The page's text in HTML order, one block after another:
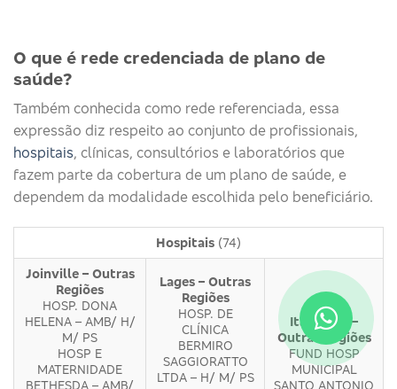
O que é rede credenciada de plano de
saúde?
Também conhecida como rede referenciada, essa
expressão diz respeito ao conjunto de profissionais,
hospitais, clínicas, consultórios e laboratórios que
fazem parte da cobertura de um plano de saúde, e
dependem da modalidade escolhida pelo beneficiário.
Hospitais (74)
Joinville – Outras
Regiões
HOSP. DONA
HELENA – AMB/ H/
M/ PS
HOSP E
MATERNIDADE
BETHESDA – AMB/
Lages – Outras
Regiões
HOSP. DE
CLÍNICA
BERMIRO
SAGGIORATTO
LTDA – H/ M/ PS
Itaiópolis –
Outras Regiões
FUND HOSP
MUNICIPAL
SANTO ANTONIO